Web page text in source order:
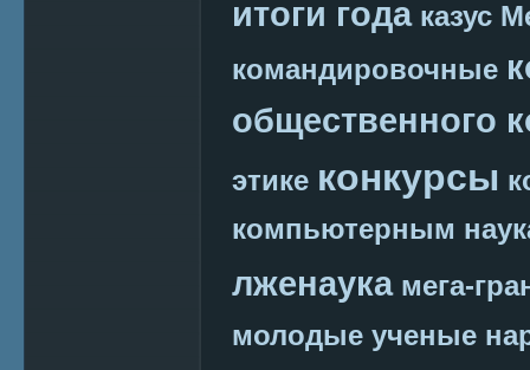
итоги года казус
командировочные
общественного
этике конкурсы
компьютерным
лженаука мега-
молодые ученые